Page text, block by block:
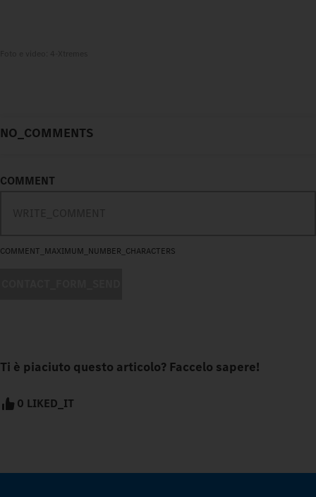
NO_COMMENTS
COMMENT
COMMENT_MAXIMUM_NUMBER_CHARACTERS
Ti è piaciuto questo articolo? Faccelo sapere!
0 LIKED_IT